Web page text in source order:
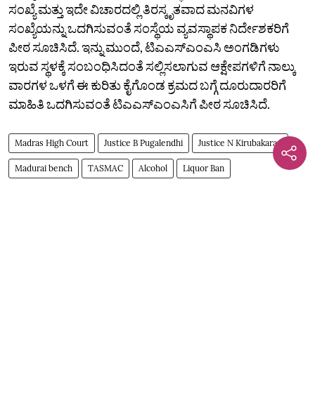
ಸಂಖ್ಯೆ ಮತ್ತು ಇದೇ ವಿಚಾರದಲ್ಲಿ ತಿರಸ್ಕೃತವಾದ ಮನವಿಗಳ
ಸಂಖ್ಯೆಯನ್ನು ಒದಗಿಸುವಂತೆ ಸಂಸ್ಥೆಯ ವ್ಯವಸ್ಥಾಪಕ ನಿರ್ದೇಶಕರಿಗೆ
ಪೀಠ ಸೂಚಿಸಿದೆ. ಇನ್ನು ಮುಂದೆ, ಟಿಎಎಸ್‌ಎಂಎಸಿ ಅಂಗಡಿಗಳು
ಇರುವ ಸ್ಥಳಕ್ಕೆ ಸಂಬಂಧಿಸಿದಂತೆ ಸಲ್ಲಿಸಲಾಗುವ ಆಕ್ಷೇಪಗಳಿಗೆ ನಾಲ್ಕು
ವಾರಗಳ ಒಳಗೆ ಈ ಕುರಿತು ಕೈಗೊಂಡ ಕ್ರಮದ ಬಗ್ಗೆ ದೂರುದಾರರಿಗೆ
ಮಾಹಿತಿ ಒದಗಿಸುವಂತೆ ಟಿಎಎಸ್‌ಎಂಎಸಿಗೆ ಪೀಠ ಸೂಚಿಸಿದೆ.
Madras High Court Justice B Pugalendhi Justice N Kirubakaran
Madurai bench TASMAC Alcohol Liquor Ban